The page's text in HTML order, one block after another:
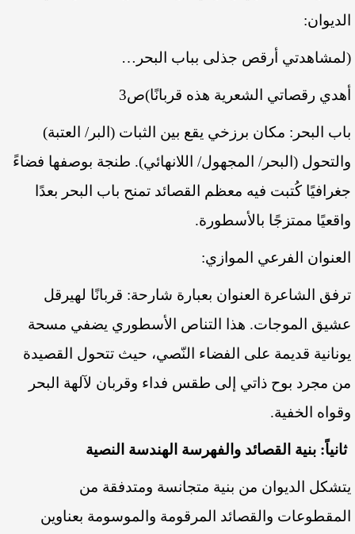
الديوان:
(لمشاهدتي أرقص جذلى بباب البحر…
أهدي رقصاتي الشعرية هذه قربانًا)ص3
باب البحر: مكان برزخي يقع بين الثبات (البر/ العتبة)
والتحول (البحر/ المجهول/ اللانهائي). طنجة بوصفها فضاءً
جغرافيًا كُتبت فيه معظم القصائد تمنح باب البحر بعدًا
واقعيًا ممتزجًا بالأسطورة.
العنوان الفرعي الموازي:
ترفق الشاعرة العنوان بعبارة شارحة: قربانًا لهيرقل
عشيق الموجات. هذا التناص الأسطوري يضفي مسحة
يونانية قديمة على الفضاء النّصي، حيث تتحول القصيدة
من مجرد بوح ذاتي إلى طقس فداء وقربان لآلهة البحر
وقواه الخفية.
ثانياً: بنية القصائد والفهرسة الهندسة النصية
يتشكل الديوان من بنية متجانسة ومتدفقة من
المقطوعات والقصائد المرقومة والموسومة بعناوين